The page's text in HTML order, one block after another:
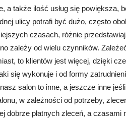
a także ilość usług się powiększa,
ulicy potrafi być dużo, często
czasach, różnie
zależy od wielu czynników.
to klientów jest więcej, dzięki
się wykonuje i od formy
salon to inne, a jeszcze inne
w zależności od potrzeby,
płatnych zleceń, a czasami